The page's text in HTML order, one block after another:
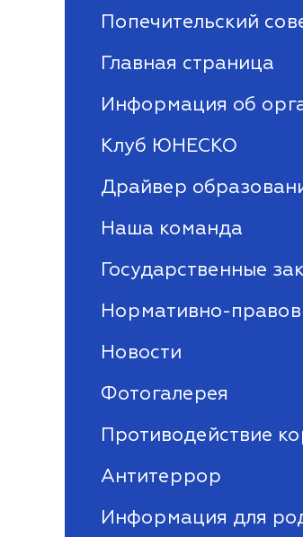
Попечительский
Главная страница
Информация об
Клуб ЮНЕСКО
Драйвер
Наша команда
Государственные
Нормативно-
Новости
Фотогалерея
Противодействие
Антитеррор
Информация для